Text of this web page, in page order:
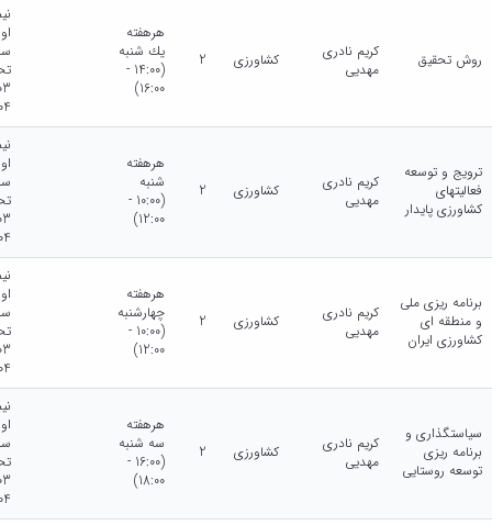
روش تحقیق
کریم نادری
مهدیی
کشاورزی 2
هرهفته
يك شنبه
(14:00 -
16:00)
ترویج و توسعه
فعالیتهای
کشاورزی پایدار
کریم نادری
مهدیی
کشاورزی 2
هرهفته
شنبه
(10:00 -
12:00)
برنامه ریزی ملی
و منطقه ای
کشاورزی ایران
کریم نادری
مهدیی
کشاورزی 2
هرهفته
چهارشنبه
(10:00 -
12:00)
سیاستگذاری و
برنامه ریزی
توسعه روستایی
کریم نادری
مهدیی
کشاورزی 2
هرهفته
سه شنبه
(16:00 -
18:00)